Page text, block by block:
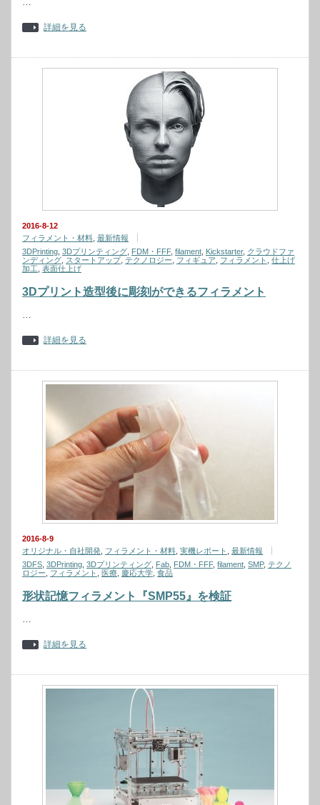
詳細を見る
2016-8-12
フィラメント・材料 最新情報
3DPrinting 3Dプリンティング FDM・FFF, filament Kickstarter, クラウドファ
ンディング スタートアップ, テクノロジー フィギュア フィラメント
仕上げ
加工 表面仕上げ
3Dプリント造型後に彫刻ができるフィラメント
…
詳細を見る
2016-8-9
オリジナル・自社開発 フィラメント・材料 実機レポート
最新情報
3DFS 3DPrinting 3Dプリンティング Fab FDM・FFF, filament SMP, テクノ
ロジー
フィラメント 医療 慶応大学 食品
形状記憶フィラメント『SMP55』を検証
…
詳細を見る